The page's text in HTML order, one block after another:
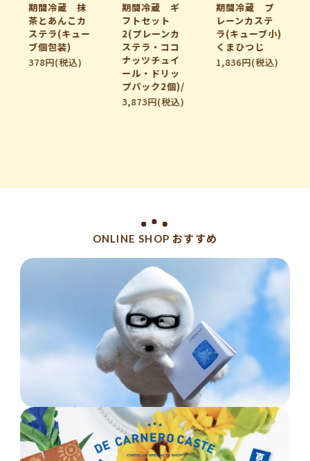
期間冷蔵 抹
茶とあんこカ
ステラ(キュー
ブ個包装)
378円(税込)
期間冷蔵 ギ
フトセット
2(プレーンカ
ステラ・ココ
ナッツチュイ
ール・ドリッ
プパック2個)/
3,873円(税込)
期間冷蔵 プ
レーンカステ
ラ(キューブ小)
くまひつじ
1,836円(税込)
ONLINE SHOP おすすめ